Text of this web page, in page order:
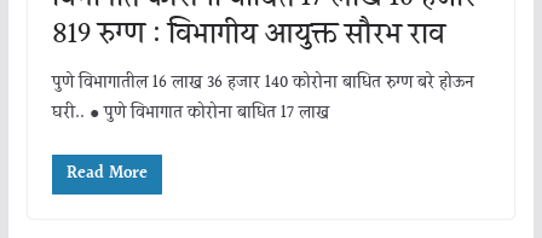
819 रुग्ण : विभागीय आयुक्त सौरभ राव
पुणे विभागातील 16 लाख 36 हजार 140 कोरोना बाधित रुग्ण बरे होऊन
घरी.. ● पुणे विभागात कोरोना बाधित 17 लाख
Read More